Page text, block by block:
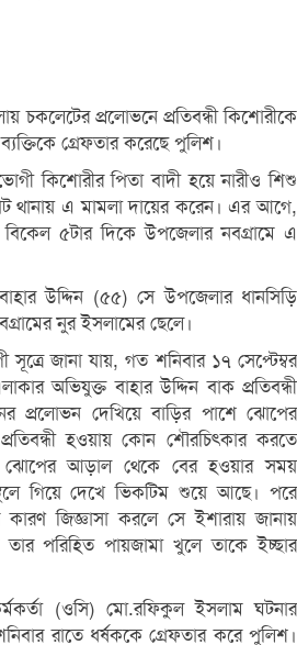
চকলেটের প্রলোভনে প্রতিবন্ধী কিশোরীকে
গ্রেফতার করেছে পুলিশ।
কিশোরীর পিতা বাদী হয়ে নারীও শিশু
থানায় এ মামলা দায়ের করেন। এর আগে,
৫টার দিকে উপজেলার নবগ্রামে এ
উদ্দিন (৫৫) সে উপজেলার ধানসিড়ি
নুর ইসলামের ছেলে।
জানা যায়, গত শনিবার ১৭ সেপ্টেম্বর
অভিযুক্ত বাহার উদ্দিন বাক প্রতিবন্ধী
প্রলোভন দেখিয়ে বাড়ির পাশে ঝোপের
হওয়ায় কোন শৌরচিৎকার করতে
ঝোপের আড়াল থেকে বের হওয়ার সময়
গিয়ে দেখে ভিকটিম শুয়ে আছে। পরে
জিজ্ঞাসা করলে সে ইশারায় জানায়
পরিহিত পায়জামা খুলে তাকে ইচ্ছার
(ওসি) মো.রফিকুল ইসলাম ঘটনার
রাতে ধর্ষককে গ্রেফতার করে পুলিশ।